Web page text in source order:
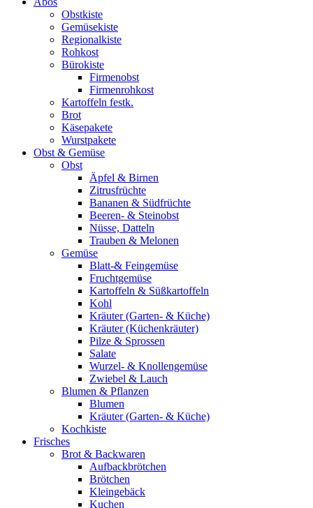
Obstkiste
Gemüsekiste
Regionalkiste
Rohkost
Bürokiste
Firmenobst
Firmenrohkost
Kartoffeln festk.
Brot
Käsepakete
Wurstpakete
Obst & Gemüse
Obst
Äpfel & Birnen
Zitrusfrüchte
Bananen & Südfrüchte
Beeren- & Steinobst
Nüsse, Datteln
Trauben & Melonen
Gemüse
Blatt-& Feingemüse
Fruchtgemüse
Kartoffeln & Süßkartoffeln
Kohl
Kräuter (Garten- & Küche)
Kräuter (Küchenkräuter)
Pilze & Sprossen
Salate
Wurzel- & Knollengemüse
Zwiebel & Lauch
Blumen & Pflanzen
Blumen
Kräuter (Garten- & Küche)
Kochkiste
Frisches
Brot & Backwaren
Aufbackbrötchen
Brötchen
Kleingebäck
Kuchen